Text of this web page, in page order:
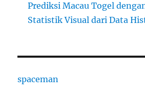
Prediksi Macau Togel
Statistik Visual dari Data
spaceman